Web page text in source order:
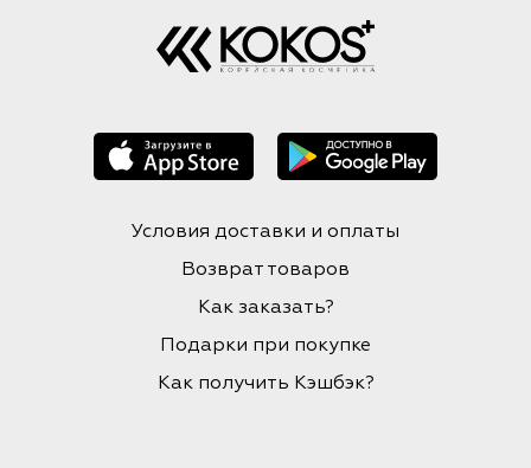
Условия доставки и оплаты
Возврат товаров
Как заказать?
Подарки при покупке
Как получить Кэшбэк?